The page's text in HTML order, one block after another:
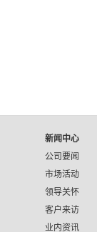
新闻中心
公司要闻
市场活动
领导关怀
客户来访
业内资讯